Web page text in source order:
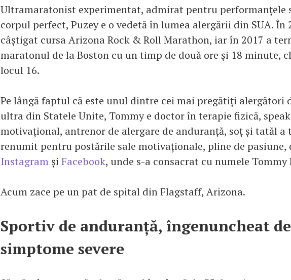
Ultramaratonist experimentat, admirat pentru performanțele
corpul perfect, Puzey e o vedetă în lumea alergării din SUA. În
câștigat cursa Arizona Rock & Roll Marathon, iar în 2017 a
maratonul de la Boston cu un timp de două ore și 18 minute,
locul 16.
Pe lângă faptul că este unul dintre cei mai pregătiți alergători
ultra din Statele Unite, Tommy e doctor în terapie fizică,
motivațional, antrenor de alergare de anduranță, soț și tatăl a
renumit pentru postările sale motivaționale, pline de pasiune,
Instagram și Facebook, unde s-a consacrat cu numele Tommy
Acum zace pe un pat de spital din Flagstaff, Arizona.
Sportiv de anduranță, îngenuncheat de
simptome severe